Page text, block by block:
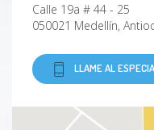
Calle 19a # 44 - 25
050021 Medellín,
LLAME AL